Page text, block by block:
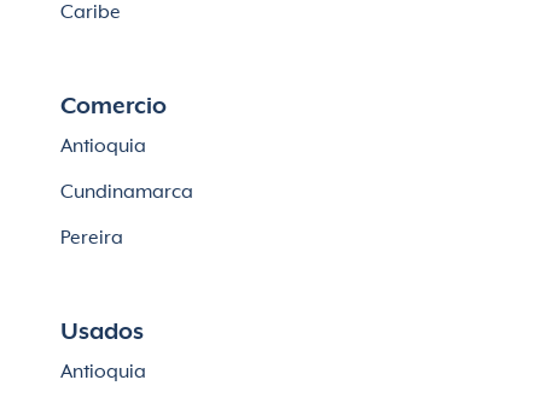
Caribe
Comercio
Antioquia
Cundinamarca
Pereira
Usados
Antioquia